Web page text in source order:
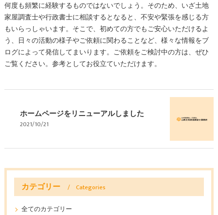
何度も頻繁に経験するものではないでしょう。そのため、いざ土地
家屋調査士や行政書士に相談するとなると、不安や緊張を感じる方
もいらっしゃいます。そこで、初めての方でもご安心いただけるよ
う、日々の活動の様子やご依頼に関わることなど、様々な情報をブ
ログによって発信してまいります。ご依頼をご検討中の方は、ぜひ
ご覧ください。参考としてお役立ていただけます。
ホームページをリニューアルしました
2021/10/21
カテゴリー Categories
全てのカテゴリー